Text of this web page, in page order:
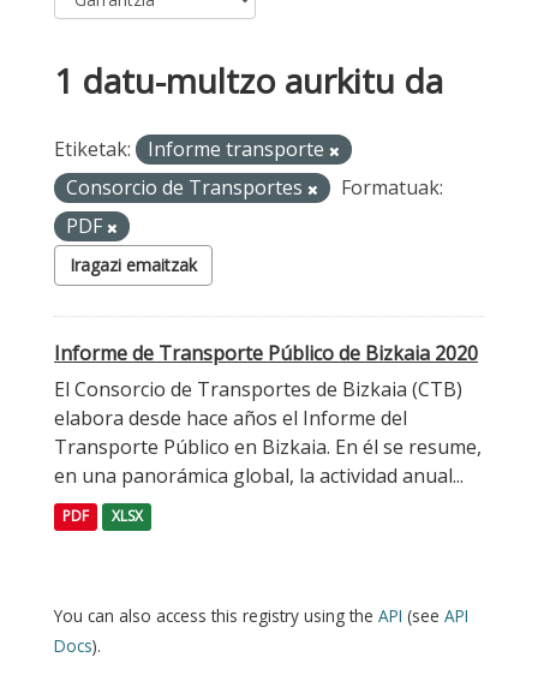
1 datu-multzo aurkitu da
Etiketak:
Informe transporte
Consorcio de Transportes
Formatuak:
PDF
Iragazi emaitzak
Informe de Transporte Público de Bizkaia 2020
El Consorcio de Transportes de Bizkaia (CTB)
elabora desde hace años el Informe del
Transporte Público en Bizkaia. En él se resume,
en una panorámica global, la actividad anual...
PDF XLSX
You can also access this registry using the API (see API
Docs).